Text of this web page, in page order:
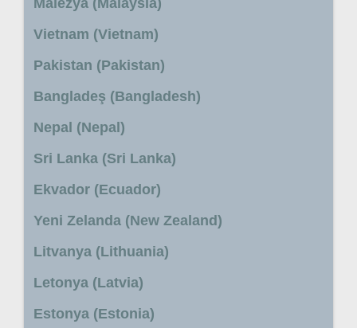
Malezya (Malaysia)
Vietnam (Vietnam)
Pakistan (Pakistan)
Bangladeş (Bangladesh)
Nepal (Nepal)
Sri Lanka (Sri Lanka)
Ekvador (Ecuador)
Yeni Zelanda (New Zealand)
Litvanya (Lithuania)
Letonya (Latvia)
Estonya (Estonia)